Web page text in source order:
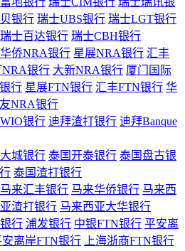
银行 瑞士UBS银行 瑞士LGT银行
瑞士百达银行 瑞士CBH银行
华侨NRA银行 星展NRA银行 汇丰
NRA银行 大新NRA银行 厦门国际
行 星展FTN银行 汇丰FTN银行 华
NRA银行
银行 迪拜渣打银行 迪拜Banque
城银行 泰国开泰银行 泰国盘古银
泰国渣打银行
马来汇丰银行 马来华侨银行 马来西
渣打银行 马来西亚大华银行
行 浦发银行 中银FTN银行 平安离
安离岸FTN银行
上海浙商FTN银行